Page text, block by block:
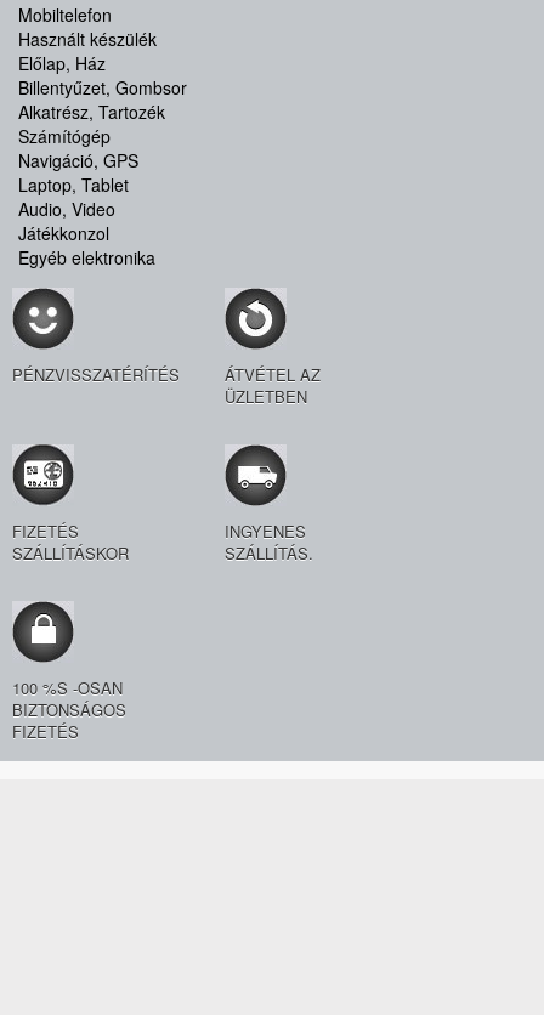
Mobiltelefon
Használt készülék
Előlap, Ház
Billentyűzet, Gombsor
Alkatrész, Tartozék
Számítógép
Navigáció, GPS
Laptop, Tablet
Audio, Video
Játékkonzol
Egyéb elektronika
PÉNZVISSZATÉRÍTÉS
ÁTVÉTEL AZ
ÜZLETBEN
FIZETÉS
SZÁLLÍTÁSKOR
INGYENES
SZÁLLÍTÁS.
100 %S -OSAN
BIZTONSÁGOS
FIZETÉS